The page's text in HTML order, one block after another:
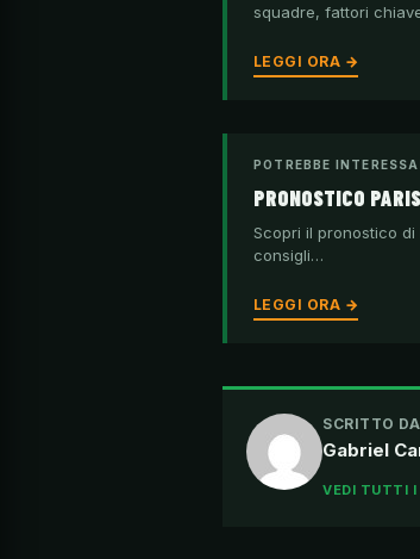
squadre, fattori
LEGGI ORA →
POTREBBE
PRONOSTICO
Scopri il pronostico di
consigli…
LEGGI ORA →
SCRITTO DA
Gabriel
VEDI TUTTI